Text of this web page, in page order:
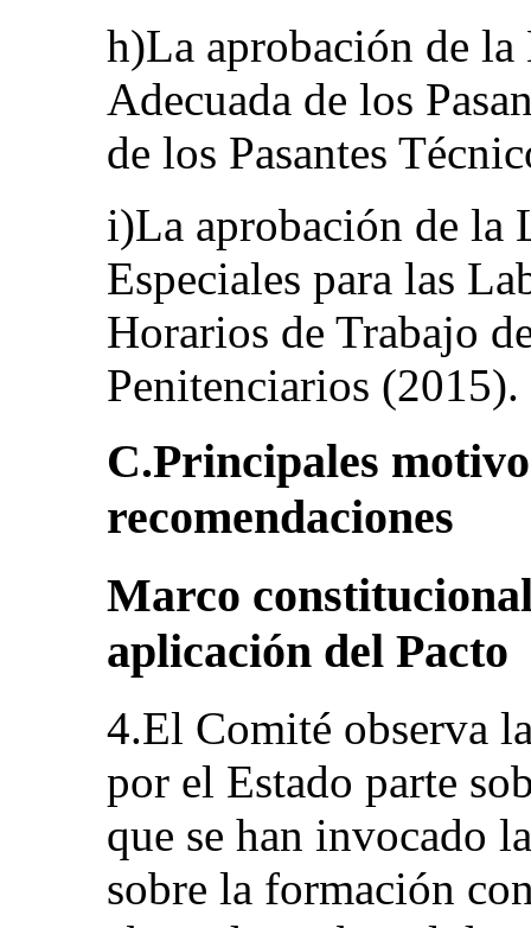
h)La aprobación de
Adecuada de los
de los Pasantes
i)La aprobación de la
Especiales para las
Horarios de Trabajo
Penitenciarios (2015).
C.Principales
recomendaciones
Marco
aplicación del Pacto
4.El Comité observa
por el Estado parte
que se han invocado
sobre la formación